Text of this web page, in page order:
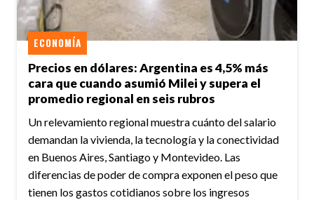
Precios en dólares: Argentina es 4,5% más
cara que cuando asumió Milei y supera el
promedio regional en seis rubros
ECONOMÍA
Un relevamiento regional muestra cuánto del salario
demandan la vivienda, la tecnología y la conectividad
en Buenos Aires, Santiago y Montevideo. Las
diferencias de poder de compra exponen el peso que
tienen los gastos cotidianos sobre los ingresos